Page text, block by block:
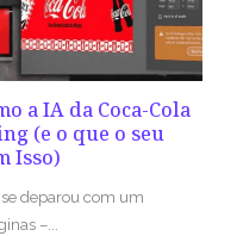
a IA da Coca-Cola
(e o que o seu
Isso)
deparou com um
–...